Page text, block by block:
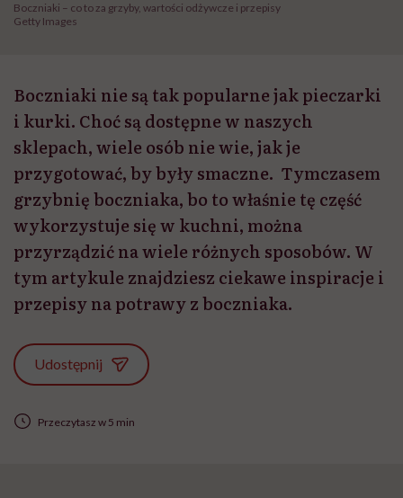
Boczniaki – co to za grzyby, wartości odżywcze i przepisy
Getty Images
Boczniaki nie są tak popularne jak pieczarki
i kurki. Choć są dostępne w naszych
sklepach, wiele osób nie wie, jak je
przygotować, by były smaczne. Tymczasem
grzybnię boczniaka, bo to właśnie tę część
wykorzystuje się w kuchni, można
przyrządzić na wiele różnych sposobów. W
tym artykule znajdziesz ciekawe inspiracje i
przepisy na potrawy z boczniaka.
Udostępnij
Przeczytasz w 5 min